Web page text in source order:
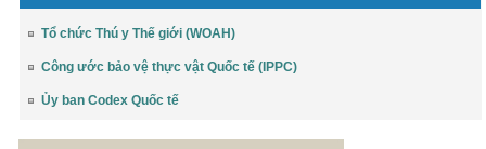
Tổ chức Thú y Thế giới (WOAH)
Công ước bảo vệ thực vật Quốc tế (IPPC)
Ủy ban Codex Quốc tế